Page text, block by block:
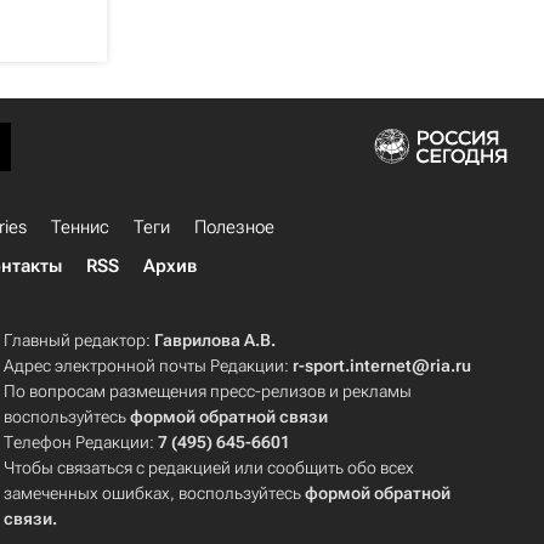
Теннис Теги
Полезное
RSS Архив
Главный редактор: Гаврилова А.В.
Адрес электронной почты Редакции: r-sport.internet@ria.ru
По вопросам размещения пресс-релизов и рекламы
воспользуйтесьформой обратной связи
Телефон Редакции:7 (495) 645-6601
Чтобы связаться с редакцией или сообщить обо всех
замеченных ошибках, воспользуйтесьформой обратной
связи.